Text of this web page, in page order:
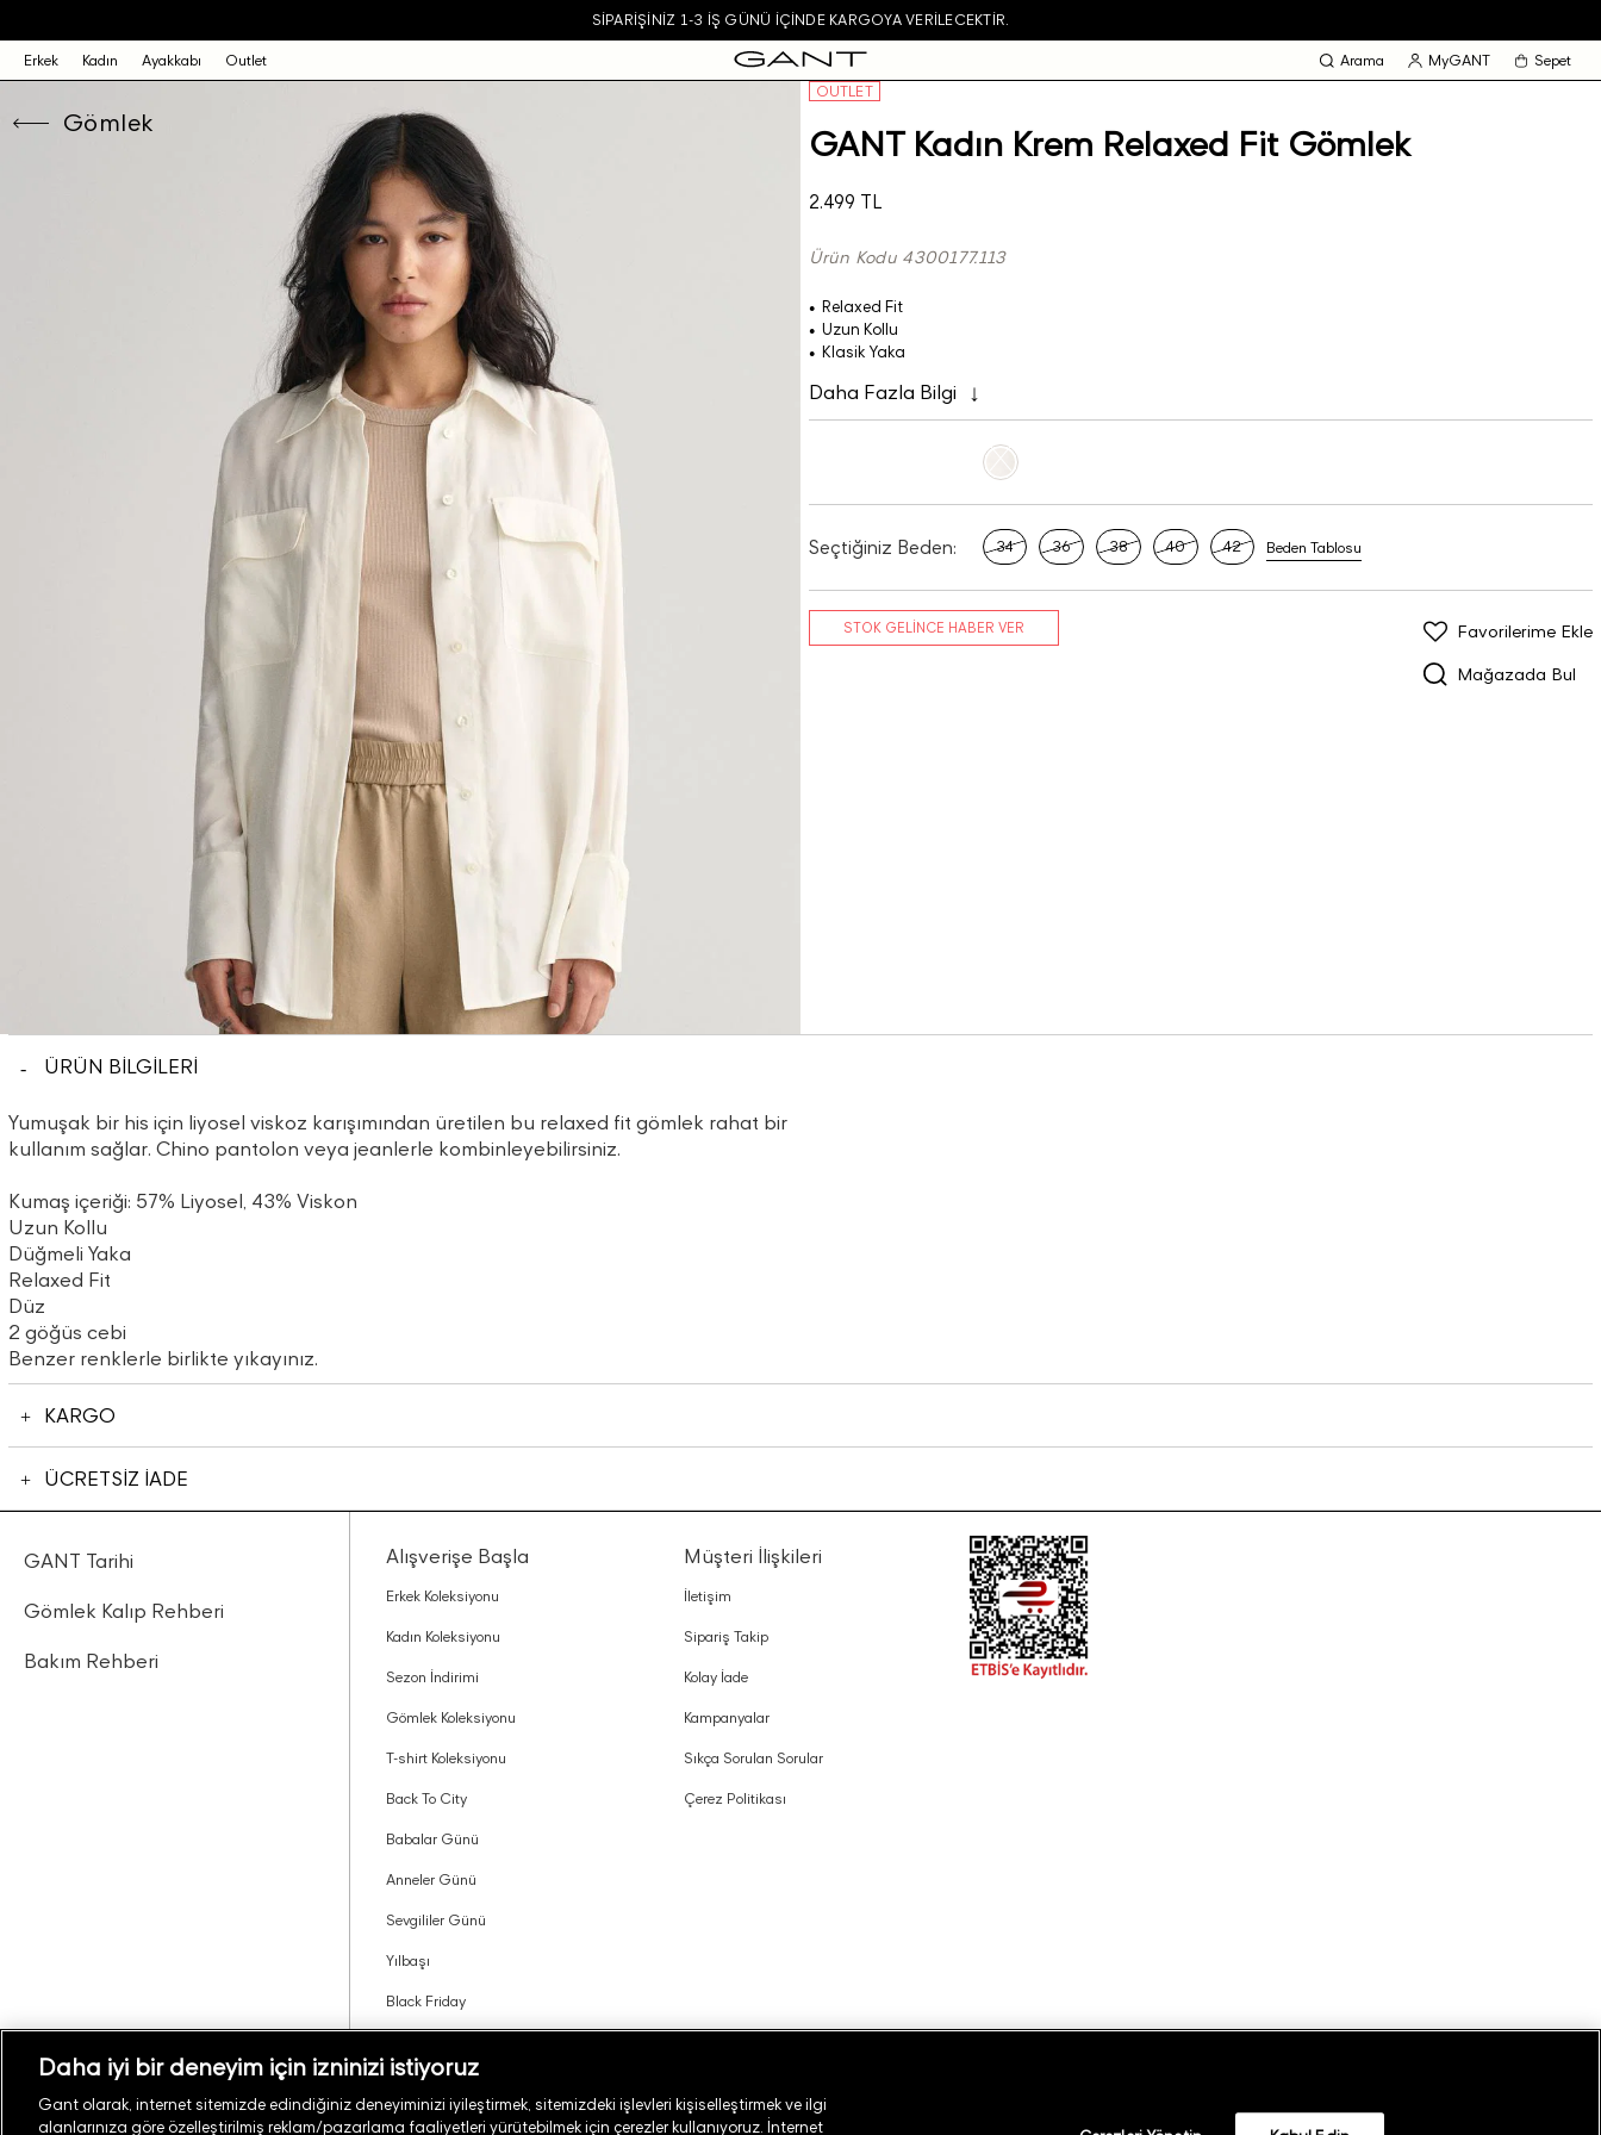
SIPARIŞINIZ 1-3 IŞ GÜNÜ IÇINDE KARGOYA VERILECEKTIR.
Erkek Kadın Ayakkabı Outlet Arama MyGANT Sepet
Gömlek
OUTLET
GANT Kadın Krem Relaxed Fit Gömlek
2.499 TL
Ürün Kodu 4300177.113
Relaxed Fit
Uzun Kollu
Klasik Yaka
Daha Fazla Bilgi
Seçtiğiniz Beden: 34 36 38 40 42 Beden Tablosu
STOK GELİNCE HABER VER
Mağazada Bul
Favorilerime Ekle
ÜRÜN BİLGİLERİ
Yumuşak bir his için liyosel viskoz karışımından üretilen bu relaxed fit gömlek rahat bir
kullanım sağlar. Chino pantolon veya jeanlerle kombinleyebilirsiniz.
Kumaş içeriği: 57% Liyosel, 43% Viskon
Uzun Kollu
Düğmeli Yaka
Relaxed Fit
Düz
2 göğüs cebi
Benzer renklerle birlikte yıkayınız.
KARGO
ÜCRETSİZ İADE
GANT Tarihi
Gömlek Kalıp Rehberi
Bakım Rehberi
Alışverişe Başla
Erkek Koleksiyonu
Kadın Koleksiyonu
Sezon İndirimi
Gömlek Koleksiyonu
T-shirt Koleksiyonu
Back To City
Babalar Günü
Anneler Günü
Sevgililer Günü
Yılbaşı
Black Friday
Müşteri İlişkileri
İletişim
Sipariş Takip
Kolay İade
Kampanyalar
Sıkça Sorulan Sorular
Çerez Politikası
Daha iyi bir deneyim için izninizi istiyoruz
Gant olarak, internet sitemizde edindiğiniz deneyiminizi iyileştirmek, sitemizdeki işlevleri kişiselleştirmek ve ilgi
alanlarınıza göre özelleştirilmiş reklam/pazarlama faaliyetleri yürütebilmek için çerezler kullanıyoruz. İnternet